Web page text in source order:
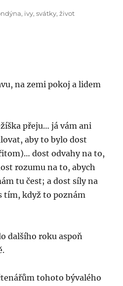
, ivy,svátky,život
na zemi pokoj a lidem
přeju… já vám ani
aby to bylo dost
dost odvahy na to,
rozumu na to, abych
tu čest; a dost síly na
tím, když to poznám
dalšího roku aspoň
tohoto bývalého